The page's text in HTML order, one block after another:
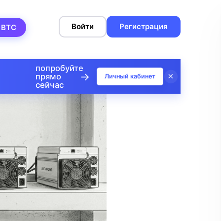
попробуйте
прямо
сейчас
→ Личный кабинет ×
Войти Регистрация